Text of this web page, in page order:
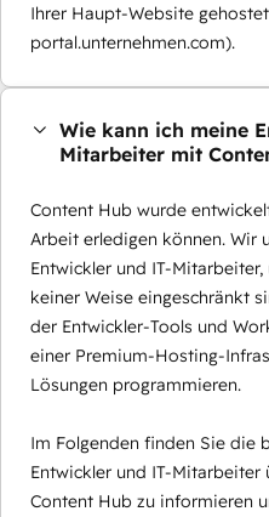
Ihrer Haupt-Website
portal.unternehmen.com).
Wie kann ich meine
Mitarbeiter mit
Content Hub wurde
Arbeit erledigen können. Wir
Entwickler und IT-
keiner Weise eingeschränkt
der Entwickler-Tools und
einer Premium-Hosting-
Lösungen programmieren.
Im Folgenden finden Sie die
Entwickler und IT-
Content Hub zu informieren